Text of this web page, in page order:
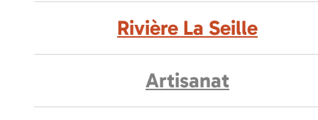
Rivière La Seille
Artisanat